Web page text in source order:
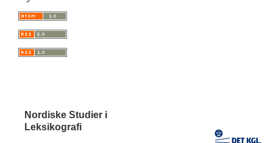
Nordiske Studier i
Leksikografi